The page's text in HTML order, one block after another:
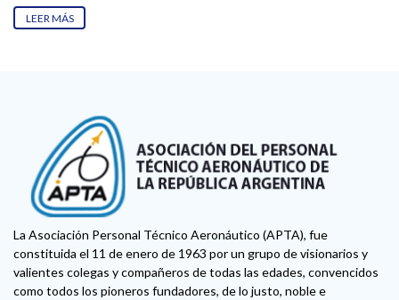
LEER MÁS
La Asociación Personal Técnico Aeronáutico (APTA), fue
constituida el 11 de enero de 1963 por un grupo de visionarios y
valientes colegas y compañeros de todas las edades, convencidos
como todos los pioneros fundadores, de lo justo, noble e